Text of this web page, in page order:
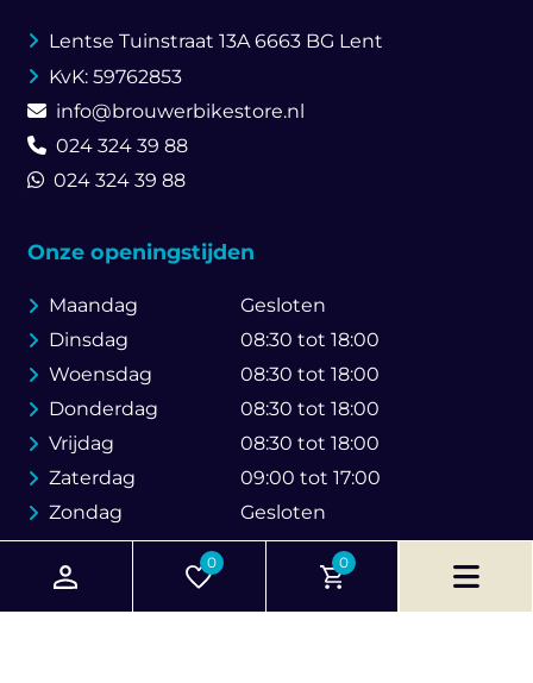
0 0
Lentse Tuinstraat 13A6663 BG Lent
KvK: 59762853
info@brouwerbikestore.nl
024 324 39 88
024 324 39 88
Onze openingstijden
Maandag
Gesloten
Dinsdag
08:30 tot 18:00
Woensdag
08:30 tot 18:00
Donderdag
08:30 tot 18:00
Vrijdag
08:30 tot 18:00
Zaterdag
09:00 tot 17:00
Zondag
Gesloten